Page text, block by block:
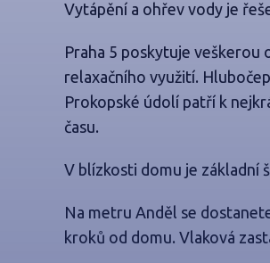
Vytápění a ohřev vody je
Praha 5 poskytuje veškerou
relaxačního využití.
Prokopské údolí patří k
času.
V blízkosti domu je základní
Na metru Anděl se
kroků od domu. Vlaková